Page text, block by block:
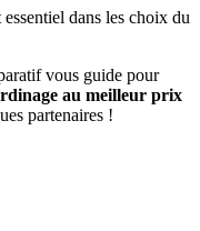
dans les choix du
vous guide pour
au meilleur prix
partenaires !